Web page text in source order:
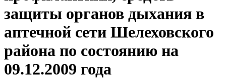
защиты органов дыхания в
аптечной сети Шелеховского
района по состоянию на
09.12.2009 года